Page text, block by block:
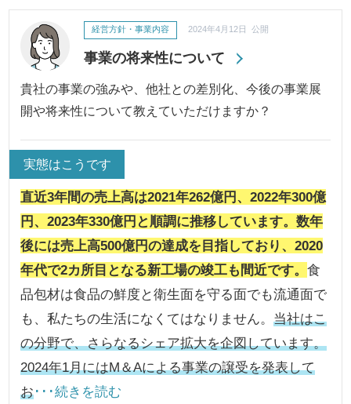
事業の将来性について
経営方針・事業内容 2024年4月12日 公開
貴社の事業の強みや、他社との差別化、今後の事業展
開や将来性について教えていただけますか？
実態はこうです
直近3年間の売上高は2021年262億円、2022年300億
円、2023年330億円と順調に推移しています。数年
後には売上高500億円の達成を目指しており、2020
年代で2カ所目となる新工場の竣工も間近です。食
品包材は食品の鮮度と衛生面を守る面でも流通面で
も、私たちの生活になくてはなりません。当社はこ
の分野で、さらなるシェア拡大を企図しています。
2024年1月にはM＆Aによる事業の譲受を発表して
お･･･続きを読む